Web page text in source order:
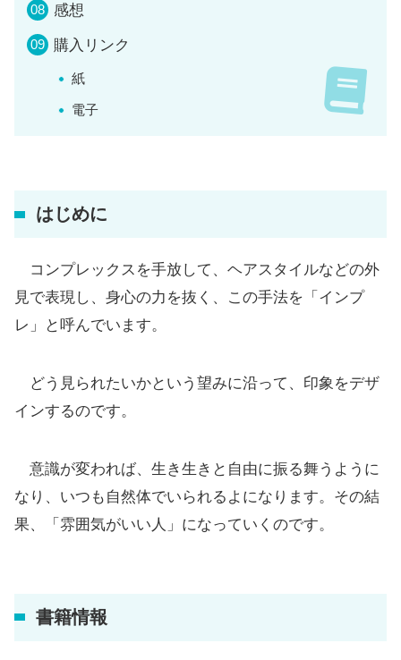
感想
購入リンク
紙
電子
はじめに
コンプレックスを手放して、ヘアスタイルなどの外
見で表現し、身心の力を抜く、この手法を「インプ
レ」と呼んでいます。
どう見られたいかという望みに沿って、印象をデザ
インするのです。
意識が変われば、生き生きと自由に振る舞うように
なり、いつも自然体でいられるよになります。その結
果、「雰囲気がいい人」になっていくのです。
書籍情報